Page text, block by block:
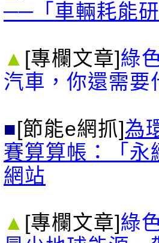
──「車輛耗能
▲ [專欄文章]綠
汽車，你還需要
■ [節能e網抓]為
賽算算帳：「永
網站
▲ [專欄文章]綠